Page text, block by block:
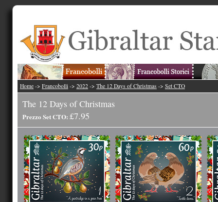
Home -> Francobolli -> 2022 -> The 12 Days of Christmas -> Set CTO
The 12 Days of Christmas
Prezzo Set CTO: £7.95